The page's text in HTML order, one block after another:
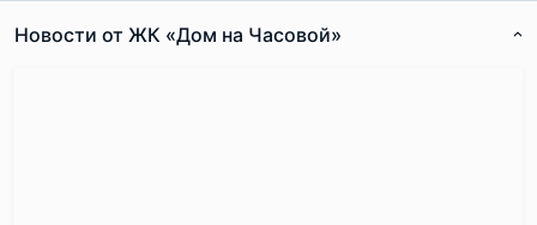
Новости от ЖК «Дом на Часовой»